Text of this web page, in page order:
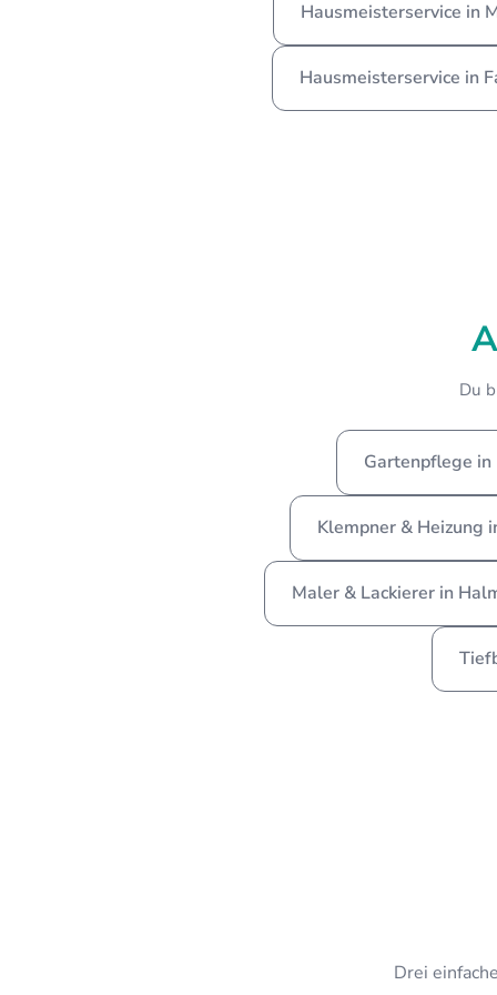
Hausmeisterservice in
Hausmeisterservice in
Du
Gartenpflege
Klempner & Heizung
Maler & Lackierer in
Drei